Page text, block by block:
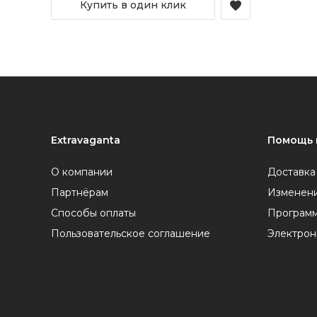
Купить в один клик
Extravaganta
О компании
Партнёрам
Способы оплаты
Пользовательское соглашение
Помощь